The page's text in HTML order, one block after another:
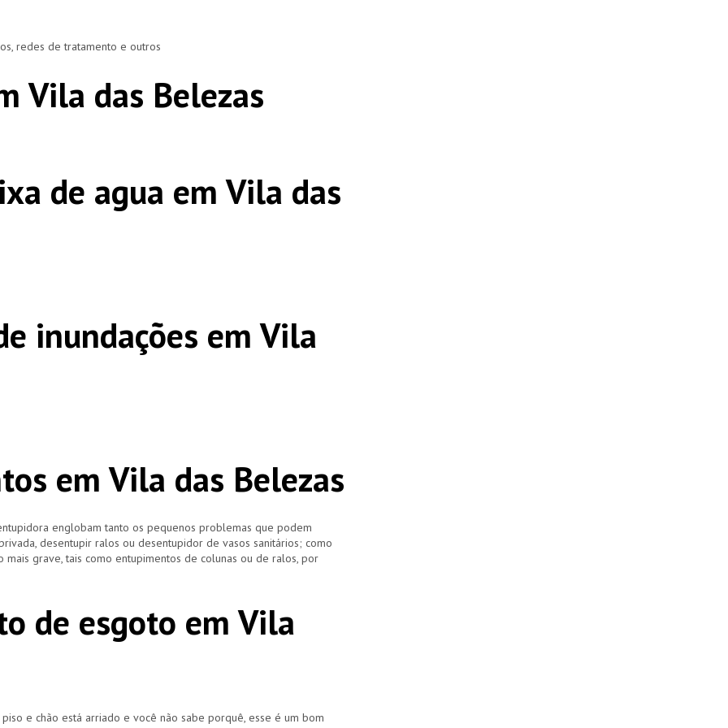
redes de tratamento e outros
Vila das Belezas
de agua em Vila das
inundações em Vila
em Vila das Belezas
englobam tanto os pequenos problemas que podem
desentupir ralos ou desentupidor de vasos sanitários; como
mais grave, tais como entupimentos de colunas ou de ralos, por
de esgoto em Vila
e chão está arriado e você não sabe porquê, esse é um bom